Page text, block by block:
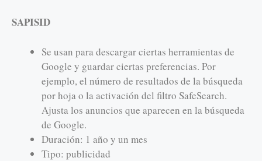
SAPISID
Se usan para descargar ciertas herramientas de
Google y guardar ciertas preferencias. Por
ejemplo, el número de resultados de la búsqueda
por hoja o la activación del filtro SafeSearch.
Ajusta los anuncios que aparecen en la búsqueda
de Google.
Duración: 1 año y un mes
Tipo: publicidad